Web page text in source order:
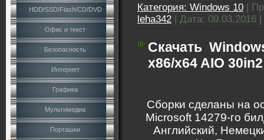
HDD/SSD/Flash/CD/DVD
Офис и текст
Безопасность
Интернет
Графика
Мультимедиа
Порташки
Категория: Windows 10
leha342
Дата: 09.03.2016
Скачать
x86/x64 AIO
Сборки сделаны на
Microsoft 14279-го
Английский,